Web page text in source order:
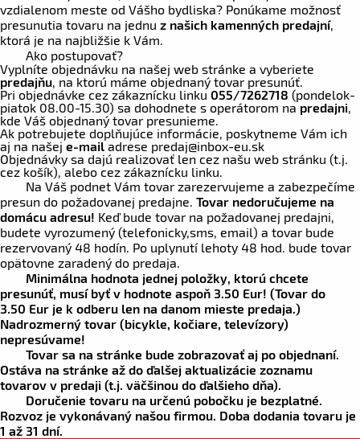
vzdialenom meste od Vášho bydliska? Ponúkame možnosť
presunutia tovaru na jednu z našich kamenných predajní,
ktorá je na najbližšie k Vám.
Ako postupovať?
Vyplníte objednávku na našej web stránke a vyberiete
predajňu, na ktorú máme objednaný tovar presunúť.
Pri objednávke cez zákaznícku linku 055/7262718 (pondelok-
piatok 08.00-15.30) sa dohodnete s operátorom napredajni,
kde Váš objednaný tovar presunieme.
Ak potrebujete doplňujúce informácie, poskytneme Vám ich
aj na našeje-mailadrese predaj@inbox-eu.sk
Objednávky sa dajú realizovať len cez našu web stránku (t.j.
cez košík), alebo cez zákaznícku linku.
Na Váš podnet Vám tovar zarezervujeme a zabezpečíme
presun do požadovanej predajne. Tovar nedoručujeme na
domácu adresu! Keď bude tovar na požadovanej predajni,
budete vyrozumený (telefonicky,sms, email) a tovar bude
rezervovaný 48 hodín. Po uplynutí lehoty 48 hod. bude tovar
opätovne zaradený do predaja.
Minimálna hodnota jednej položky, ktorú chcete
presunúť, musí byť v hodnote aspoň 3.50 Eur! (Tovar do
3.50 Eur je k odberu len na danom mieste predaja.)
Nadrozmerný tovar (bicykle, kočiare, televízory)
nepresúvame!
Tovar sa na stránke bude zobrazovať aj po objednaní.
Ostáva na stránke až do ďalšej aktualizácie zoznamu
tovarov v predaji (t.j. väčšinou do ďalšieho dňa).
Doručenie tovaru na určenú pobočku je bezplatné.
Rozvoz je vykonávaný našou firmou. Doba dodania tovaru je
1 až 31 dní.